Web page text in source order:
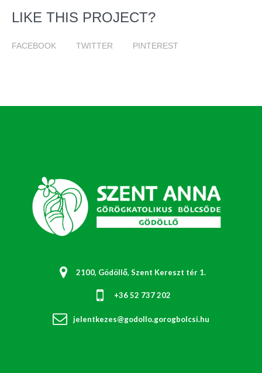
LIKE THIS PROJECT?
FACEBOOK TWITTER PINTEREST
2100, Gödöllő, Szent Kereszt tér 1.
+36 52 737 202
jelentkezes@godollo.gorogbolcsi.hu